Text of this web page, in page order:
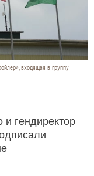
входящая в группу
и гендиректор